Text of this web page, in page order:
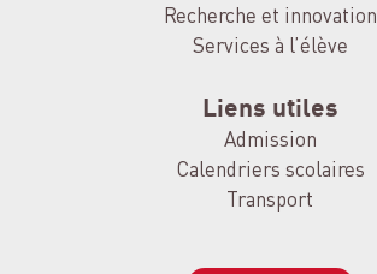
Recherche et innovation
Services à l’élève
Liens utiles
Admission
Calendriers scolaires
Transport